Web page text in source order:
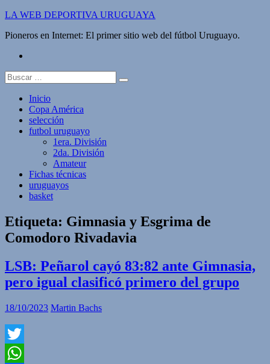
Saltar
contenido
LA WEB DEPORTIVA URUGUAYA
Pioneros en Internet: El primer sitio web del fútbol Uruguayo.
Buscar:
Inicio
Copa América
selección
futbol uruguayo
1era. División
2da. División
Amateur
Fichas técnicas
uruguayos
basket
Etiqueta: Gimnasia y Esgrima de
Comodoro Rivadavia
LSB: Peñarol cayó 83:82 ante Gimnasia,
pero igual clasificó primero del grupo
18/10/2023 Martin Bachs
Twitter